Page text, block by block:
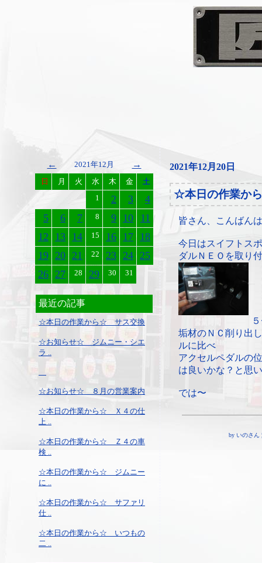
← 2021年12月 →
日 月 火 水 木 金
土
1
2 3
4
5
6 7 8 9 10
11
12
13 14 15 16 17 18
19 20 21 22 23 24 25
26 27 28 29 30 31
最近の記事
☆本日の作業から☆ サス交換
☆お知らせ☆ ジムニー・シエ
ラ ..
☆お知らせ☆ ８月の営業案内
☆本日の作業から☆ Ｘ４の仕
上 ..
☆本日の作業から☆ Ｚ４の車
検 ..
☆本日の作業から☆ ジムニー
に ..
☆本日の作業から☆ サファリ
仕 ..
☆本日の作業から☆ いつもの
二 ..
2021年12月20日
☆本日の作業か
皆さん、こんばん
今日はスイフトス
ダルＮＥＯを取り
垢材のＮＣ削り出
ルに比べ
アクセルペダルの
は良いかな？と思
では〜
by いのさん